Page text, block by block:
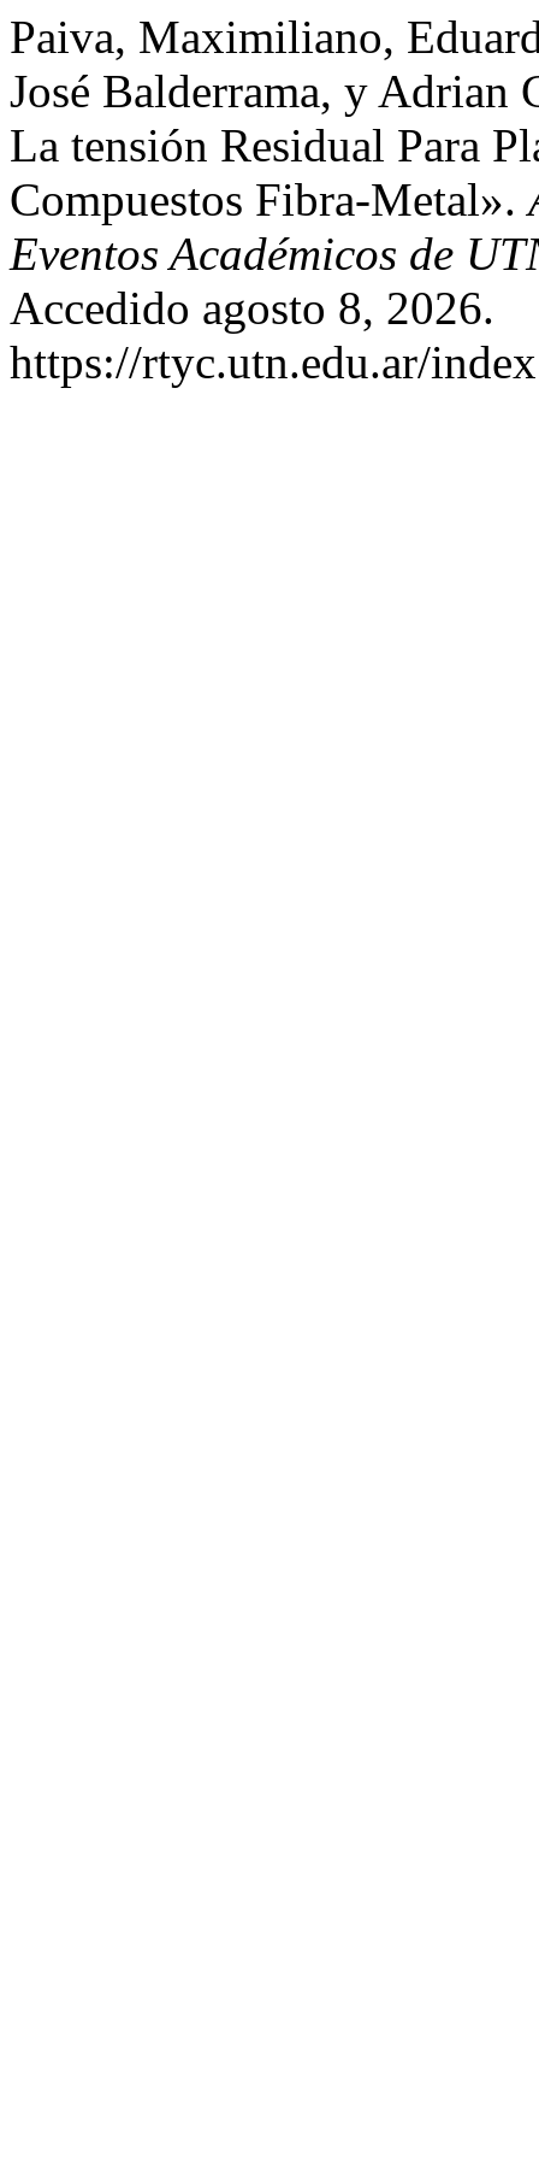
Paiva, Maximiliano,
José Balderrama, y Adrian
La tensión Residual Para
Compuestos Fibra-Metal».
Eventos Académicos de
Accedido agosto 8, 2026.
https://rtyc.utn.edu.ar/